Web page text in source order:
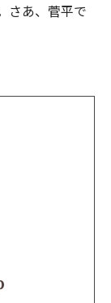
さあ、菅平で